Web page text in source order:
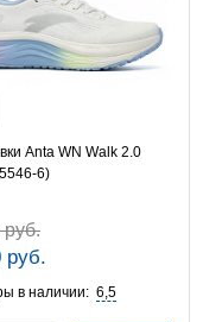
Anta WN Walk 2.0
6)
руб.
руб.
в наличии: 6,5